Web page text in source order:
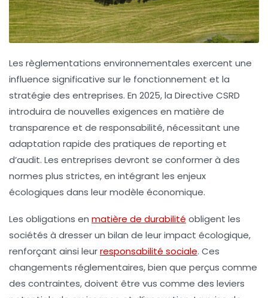
Les règlementations environnementales exercent une
influence significative sur le fonctionnement et la
stratégie des entreprises. En 2025, la Directive CSRD
introduira de nouvelles exigences en matière de
transparence et de responsabilité, nécessitant une
adaptation rapide des pratiques de reporting et
d’audit. Les entreprises devront se conformer à des
normes plus strictes, en intégrant les enjeux
écologiques dans leur modèle économique.
Les obligations en matière de durabilité obligent les
sociétés à dresser un bilan de leur impact écologique,
renforçant ainsi leurresponsabilité sociale. Ces
changements réglementaires, bien que perçus comme
des contraintes, doivent être vus comme des leviers